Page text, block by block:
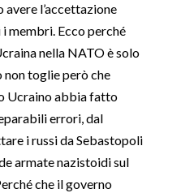
avere l’accettazione
membri. Ecco perché
nella NATO è solo
non toglie però che
Ucraino abbia fatto
errori, dal
i russi da Sebastopoli
armate nazistoidi sul
che il governo